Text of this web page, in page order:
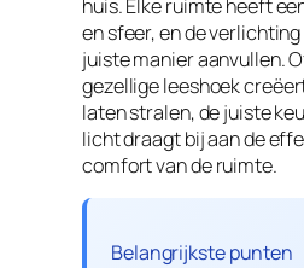
huis. Elke ruimte heeft
en sfeer, en de
juiste manier aanvullen.
gezellige leeshoek
laten stralen, de juiste
licht draagt bij aan de
comfort van de ruimte.
Belangrijkste punten